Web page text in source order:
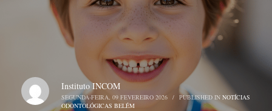
Instituto INCOM
SEGUNDA-FEIRA, 09 FEVEREIRO 2026 / PUBLISHED IN NOTÍCIAS
ODONTOLÓGICAS BELÉM